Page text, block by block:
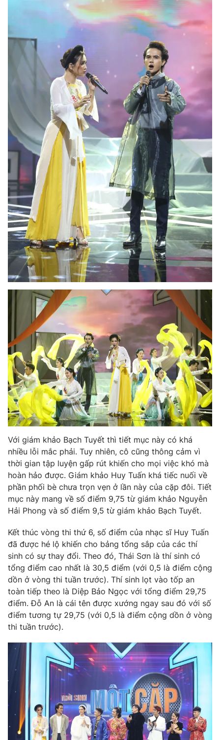
Với giám khảo Bạch Tuyết thì tiết mục này có khá
nhiều lỗi mắc phải. Tuy nhiên, cô cũng thông cảm vì
thời gian tập luyện gấp rút khiến cho mọi việc khó mà
hoàn hảo được. Giám khảo Huy Tuấn khá tiếc nuối về
phần phối bè chưa trọn vẹn ở lần này của cặp đôi. Tiết
mục này mang về số điểm 9,75 từ giám khảo Nguyễn
Hải Phong và số điểm 9,5 từ giám khảo Bạch Tuyết.
Kết thúc vòng thi thứ 6, số điểm của nhạc sĩ Huy Tuấn
đã được hé lộ khiến cho bảng tổng sắp của các thí
sinh có sự thay đổi. Theo đó, Thái Sơn là thí sinh có
tổng điểm cao nhất là 30,5 điểm (với 0,5 là điểm cộng
dồn ở vòng thi tuần trước). Thí sinh lọt vào tốp an
toàn tiếp theo là Diệp Bảo Ngọc với tổng điểm 29,75
điểm. Đỗ An là cái tên được xướng ngay sau đó với số
điểm tương tự 29,75 (với 0,5 là điểm cộng dồn ở vòng
thi tuần trước).